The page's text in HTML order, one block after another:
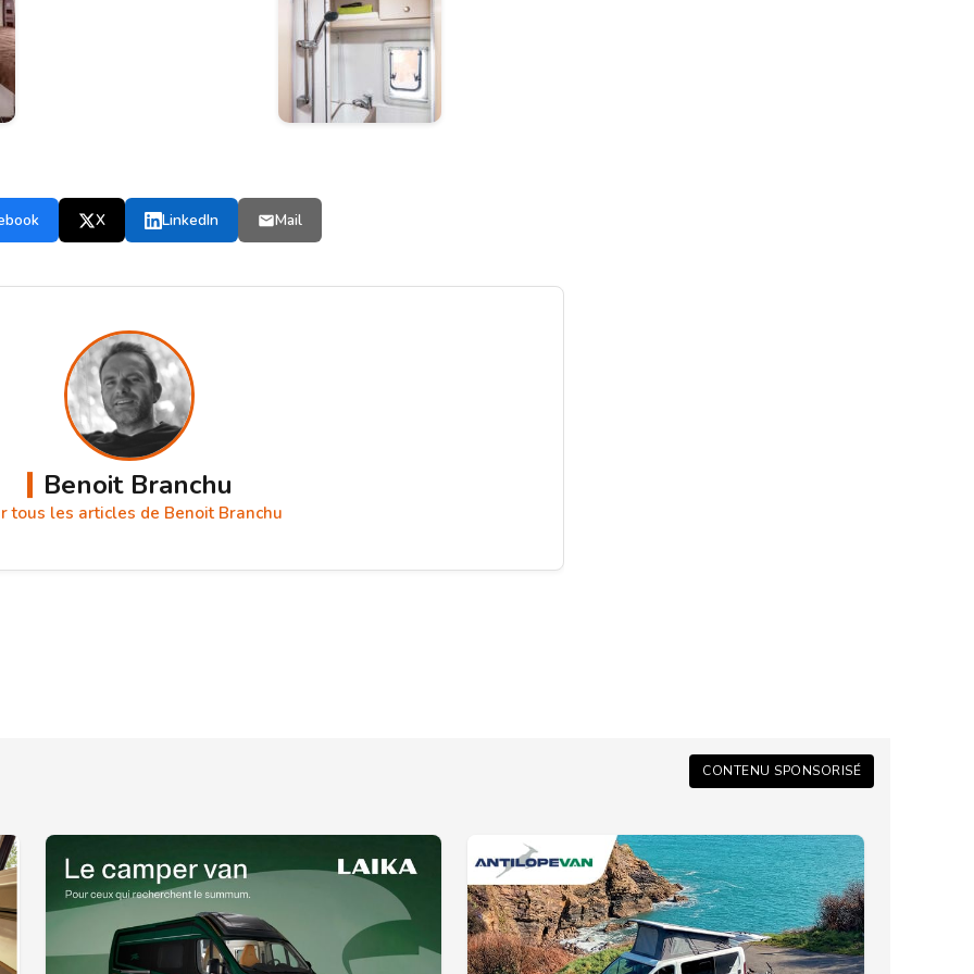
X LinkedIn Mail
Benoit Branchu
tous les articles de Benoit Branchu
CONTENU SPONSORISÉ